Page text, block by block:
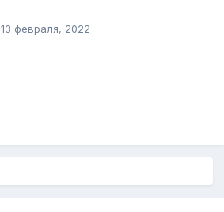
13 февраля, 2022